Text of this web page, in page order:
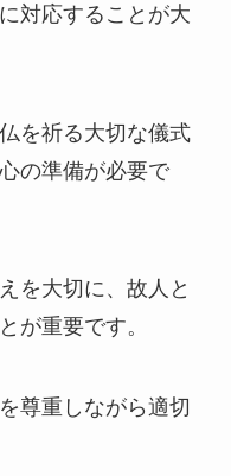
対応することが大
を祈る大切な儀式
の準備が必要で
を大切に、故人と
が重要です。
尊重しながら適切